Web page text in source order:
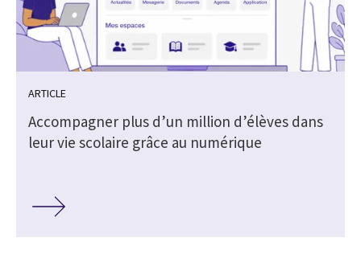
ARTICLE
Accompagner plus d’un million d’élèves dans
leur vie scolaire grâce au numérique